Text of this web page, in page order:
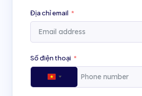
Địa chỉ email
Số điện thoại
Vietnam
+84